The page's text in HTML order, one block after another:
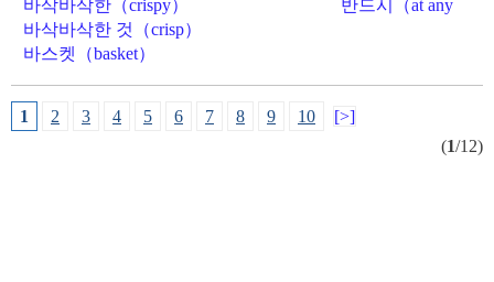
바삭바삭한（crispy）
바삭바삭한 것（crisp）
바스켓（basket）
반드시（at any
1 2 3 4 5 6 7 8 9 10
[>]
(1/12)